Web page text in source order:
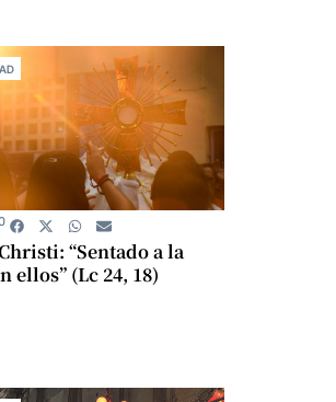
“Sentado a la
ellos” (Lc 24, 18)